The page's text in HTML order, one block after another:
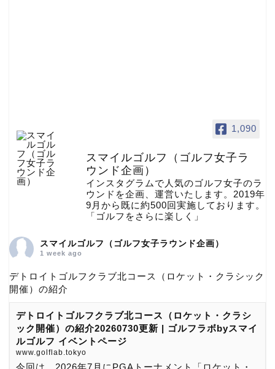
1,090
スマイルゴルフ（ゴルフ女子ラ
ウンド企画）
インスタグラムで人気のゴルフ女子のラ
ウンドを企画、運営いたします。2019年
9月から既に約500回実施しております。
「ゴルフをさらに楽しく」
スマイルゴルフ（ゴルフ女子ラウンド企画）
1 week ago
デトロイトゴルフクラブ北コース（ロケット・クラシック
開催）の紹介
デトロイトゴルフクラブ北コース（ロケット・クラシ
ック開催）の紹介20260730更新 | ゴルフラボbyスマイ
ルゴルフ イベントページ
www.golflab.tokyo
今回は、2026年7月にPGAトーナメント「ロケット・